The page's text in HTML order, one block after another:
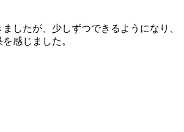
したが、少しずつできるようになり、
感じました。